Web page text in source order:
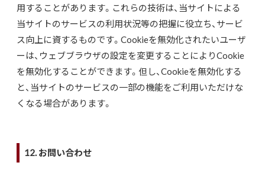
用することがあります。これらの技術は、当サイトによる
当サイトのサービスの利用状況等の把握に役立ち、サービ
ス向上に資するものです。Cookieを無効化されたいユーザ
ーは、ウェブブラウザの設定を変更することによりCookie
を無効化することができます。但し、Cookieを無効化する
と、当サイトのサービスの一部の機能をご利用いただけな
くなる場合があります。
12. お問い合わせ